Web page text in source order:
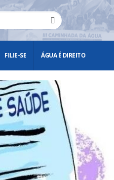
FILIE-SE ÁGUA É DIREITO